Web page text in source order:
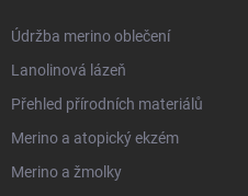
Údržba merino oblečení
Lanolinová lázeň
Přehled přírodních materiálů
Merino a atopický ekzém
Merino a žmolky